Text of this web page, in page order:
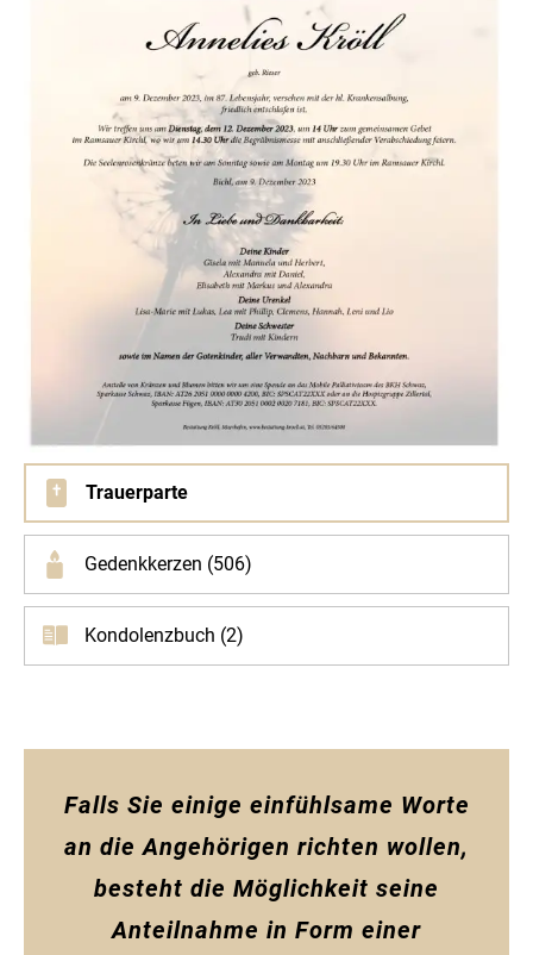
Trauerparte
Gedenkkerzen (506)
Kondolenzbuch (2)
Falls Sie einige einfühlsame Worte
an die Angehörigen richten wollen,
besteht die Möglichkeit seine
Anteilnahme in Form einer